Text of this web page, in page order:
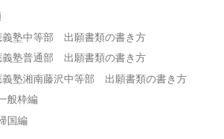
義塾中等部 出願書類の書き方
義塾普通部 出願書類の書き方
義塾湘南藤沢中等部 出願書類の書き方
般枠編
国編